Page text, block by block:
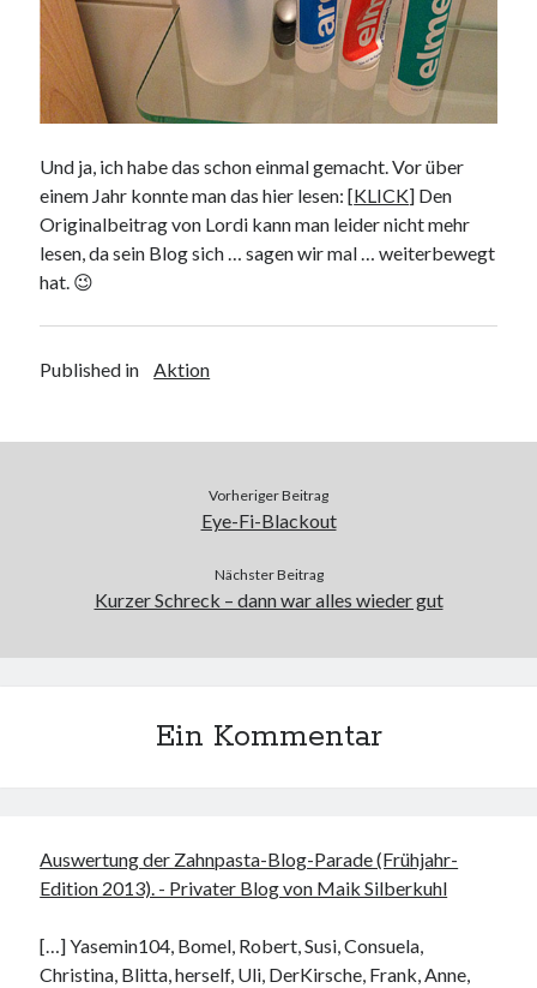
Seiten
Running
RSS Feed
Arduino und BME 280
Und ja, ich habe das schon einmal gemacht. Vor über
einem Jahr konnte man das hier lesen: [KLICK] Den
Originalbeitrag von Lordi kann man leider nicht mehr
lesen, da sein Blog sich … sagen wir mal … weiterbewegt
hat. 😉
Published in Aktion
Vorheriger Beitrag
Eye-Fi-Blackout
Nächster Beitrag
Kurzer Schreck – dann war alles wieder gut
Ein Kommentar
Auswertung der Zahnpasta-Blog-Parade (Frühjahr-
Edition 2013). - Privater Blog von Maik Silberkuhl
[…] Yasemin104, Bomel, Robert, Susi, Consuela,
Christina, Blitta, herself, Uli, DerKirsche, Frank, Anne,